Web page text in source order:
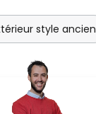
style ancien